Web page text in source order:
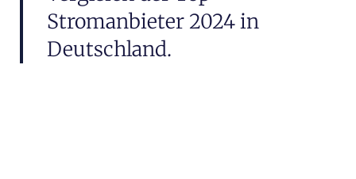
Stromanbieter 2024 in
Deutschland.